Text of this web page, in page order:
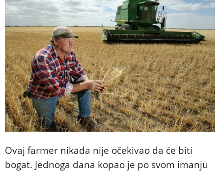
Ovaj farmer nikada nije očekivao da će biti
bogat. Jednoga dana kopao je po svom imanju